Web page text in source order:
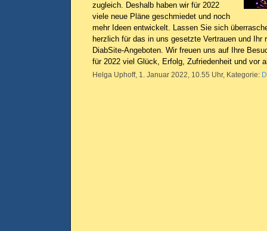
zugleich. Deshalb haben wir für 2022
viele neue Pläne geschmiedet und noch
mehr Ideen entwickelt. Lassen Sie sich
herzlich für das in uns gesetzte Vertrauen und Ihr
DiabSite-Angeboten. Wir freuen uns auf Ihre
für 2022 viel Glück, Erfolg, Zufriedenheit und vor
Helga Uphoff, 1. Januar 2022, 10.55 Uhr, Kategorie: